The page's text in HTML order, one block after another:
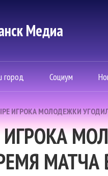
Mедиа
город Социум
ИГРОКА МОЛОДЕЖКИ
ИГРОКА